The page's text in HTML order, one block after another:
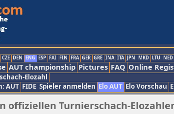
CZE DEN ENG ESP FAI FIN FRA GER GRE INA ITA JPN MKD LTU NED
AUT championship Pictures FAQ Online
Elozahl
AUT FIDE Spieler anmelden Elo AUT Elo Vorschau
offiziellen Turnierschach-